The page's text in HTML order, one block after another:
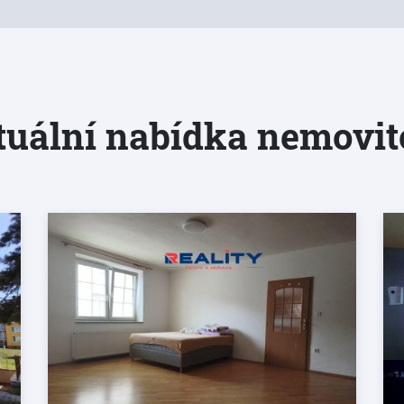
nabídka